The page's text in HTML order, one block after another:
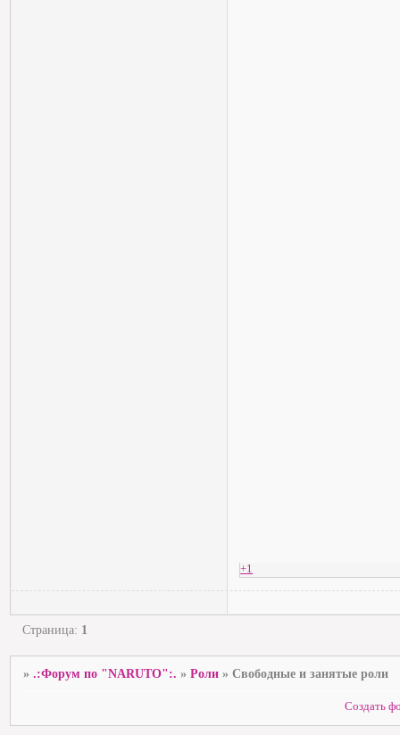
+1
Страница: 1
».:Форум по "NARUTO":. »Роли »Свободные и занятые роли
Создать